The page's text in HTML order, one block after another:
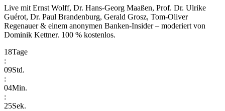
Live mit Ernst Wolff, Dr. Hans-Georg Maaßen, Prof. Dr. Ulrike
Guérot, Dr. Paul Brandenburg, Gerald Grosz, Tom-Oliver
Regenauer & einem anonymen Banken-Insider– moderiert von
Dominik Kettner. 100 % kostenlos.
18Tage
:
09Std.
:
04Min.
:
25Sek.